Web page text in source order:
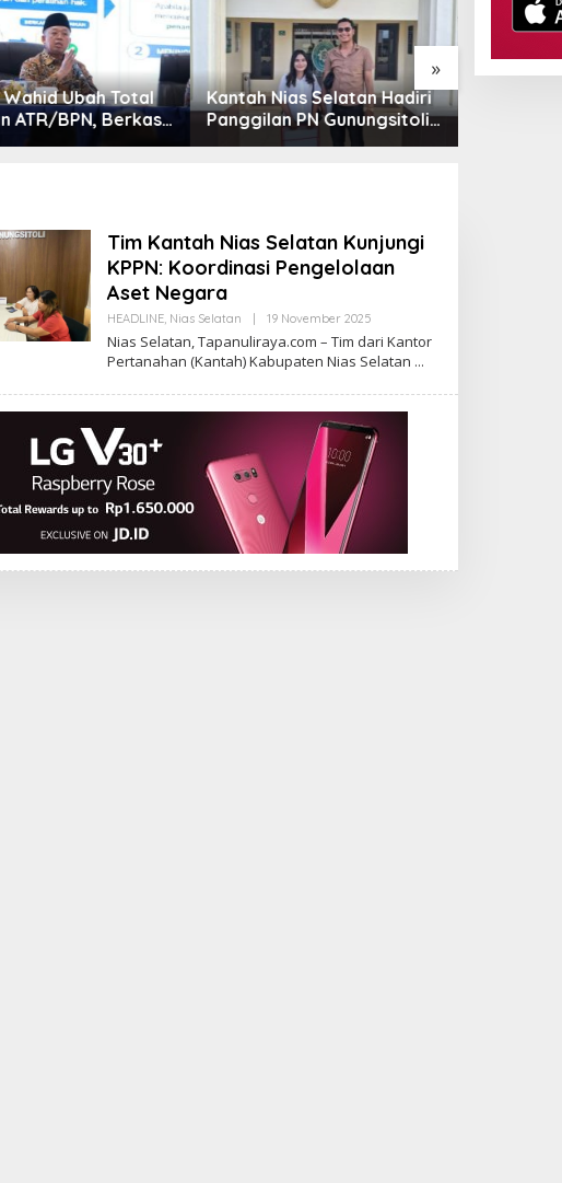
»
Selatan Hadiri
PN Gunungsitoli
Sengketa
Menteri Nusron Ungkap
Realisasi Anggaran
ATR/BPN 2025 Tembus
Tim Kantah Nias Selatan Kunjungi
KPPN: Koordinasi Pengelolaan
Aset Negara
HEADLINE, Nias Selatan 19 November 2025Oleh
Nias Selatan, Tapanuliraya.com – Tim dari Kantor
Pertanahan (Kantah) Kabupaten Nias Selatan